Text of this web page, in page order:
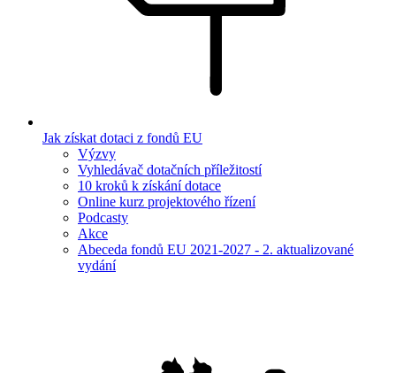
Jak získat dotaci z fondů EU
Výzvy
Vyhledávač dotačních příležitostí
10 kroků k získání dotace
Online kurz projektového řízení
Podcasty
Akce
Abeceda fondů EU 2021-2027 - 2. aktualizované
vydání